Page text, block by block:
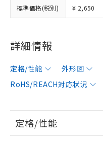
標準価格(税別) ¥ 2,650
詳細情報
定格/性能 外形図
RoHS/REACH対応状況
定格/性能